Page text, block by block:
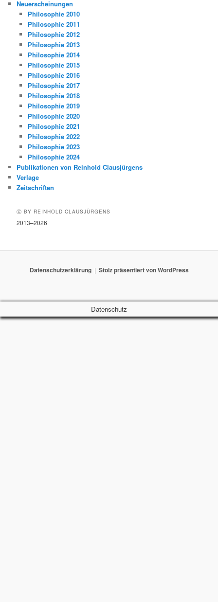
Neuerscheinungen
Philosophie 2010
Philosophie 2011
Philosophie 2012
Philosophie 2013
Philosophie 2014
Philosophie 2015
Philosophie 2016
Philosophie 2017
Philosophie 2018
Philosophie 2019
Philosophie 2020
Philosophie 2021
Philosophie 2022
Philosophie 2023
Philosophie 2024
Publikationen von Reinhold Clausjürgens
Verlage
Zeitschriften
Ⓒ BY REINHOLD CLAUSJÜRGENS
2013–2026
Datenschutzerklärung Stolz präsentiert von WordPress
Datenschutz